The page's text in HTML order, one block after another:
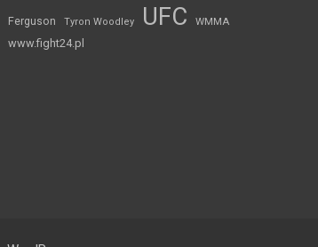
Ferguson Tyron Woodley UFC WMMA
www.fight24.pl